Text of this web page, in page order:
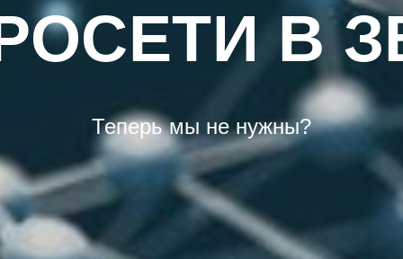
В
Теперь мы не нужны?